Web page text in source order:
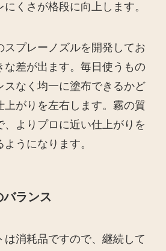
くさが格段に向上します。
スプレーノズルを開発してお
な差が出ます。毎日使うもの
スなく均一に塗布できるかど
上がりを左右します。霧の質
、よりプロに近い仕上がりを
うになります。
バランス
は消耗品ですので、継続して